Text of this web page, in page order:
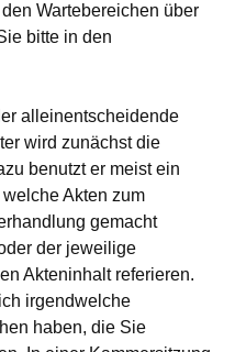
Wartebereichen über
bitte in den
alleinentscheidende
wird zunächst die
benutzt er meist ein
Akten zum
gemacht
der jeweilige
Akteninhalt referieren.
irgendwelche
haben, die Sie